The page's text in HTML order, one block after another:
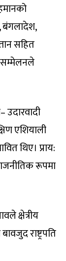
बंगलादेश,
सहित
सम्मेलनले
उदारवादी
एशियाली
थिए। प्राय:
रूपमा
क्षेत्रीय
राष्ट्रपति